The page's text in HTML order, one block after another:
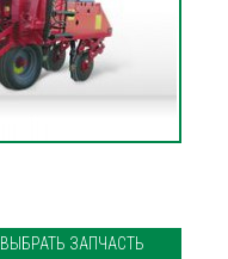
ВЫБРАТЬ ЗАПЧАСТЬ